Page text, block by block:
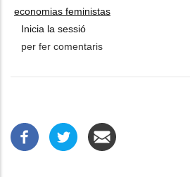
economias feministas
Inicia la sessió
per fer comentaris